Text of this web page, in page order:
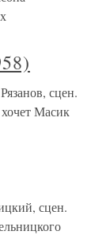
сцен.
Масик
сцен.